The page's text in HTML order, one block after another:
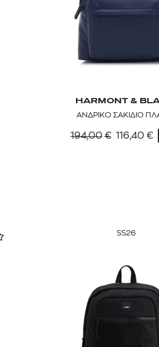
HARMONT &
ΑΝΔΡΙΚΟ ΣΑΚΙΔΙΟ
194,00 € 116,40 €
SS26